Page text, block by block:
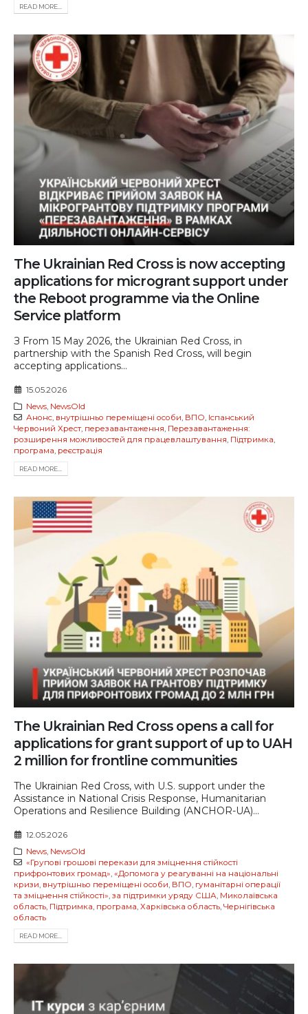
READ MORE...
The Ukrainian Red Cross is now accepting
applications for microgrant support under
the Reboot programme via the Online
Service platform
З From 15 May 2026, the Ukrainian Red Cross, in
partnership with the Spanish Red Cross, will begin
accepting applications...
15.05.2026
News, NewsOld
Анонс, внутрішньо переміщені особи, ВПО, Іспанський
Червоний Хрест, перезавантаження, Перезавантаження:
розширення можливостей для працевлаштування, Підтримка,
програма, реєстрація
READ MORE...
The Ukrainian Red Cross opens a call for
applications for grant support of up to UAH
2 million for frontline communities
The Ukrainian Red Cross, with U.S. support under the
Assistance in National Crisis Response, Humanitarian
Operations and Resilience Building (ANCHOR-UA)...
12.05.2026
News, NewsOld
«Групові грошові перекази для зміцнення стійкості
прифронтових громад», «Допомога у реагуванні на національні
кризи, внутрішньо переміщені особи, ВПО, гуманітарні операції
та зміцнення стійкості», за підтримки уряду США, Миколаївська
область, Підтримка, програма, Харківська область, Чернігівська
область
READ MORE...